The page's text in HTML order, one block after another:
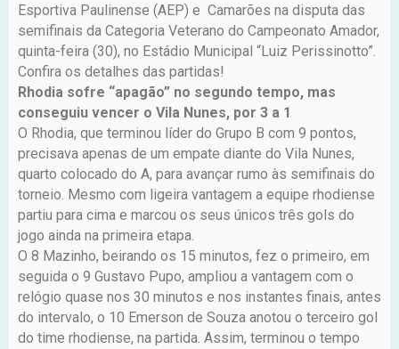
Esportiva Paulinense (AEP) e Camarões na disputa das
semifinais da Categoria Veterano do Campeonato Amador,
quinta-feira (30), no Estádio Municipal “Luiz Perissinotto”.
Confira os detalhes das partidas!
Rhodia sofre “apagão” no segundo tempo, mas
conseguiu vencer o Vila Nunes, por 3 a 1
O Rhodia, que terminou líder do Grupo B com 9 pontos,
precisava apenas de um empate diante do Vila Nunes,
quarto colocado do A, para avançar rumo às semifinais do
torneio. Mesmo com ligeira vantagem a equipe rhodiense
partiu para cima e marcou os seus únicos três gols do
jogo ainda na primeira etapa.
O 8 Mazinho, beirando os 15 minutos, fez o primeiro, em
seguida o 9 Gustavo Pupo, ampliou a vantagem com o
relógio quase nos 30 minutos e nos instantes finais, antes
do intervalo, o 10 Emerson de Souza anotou o terceiro gol
do time rhodiense, na partida. Assim, terminou o tempo